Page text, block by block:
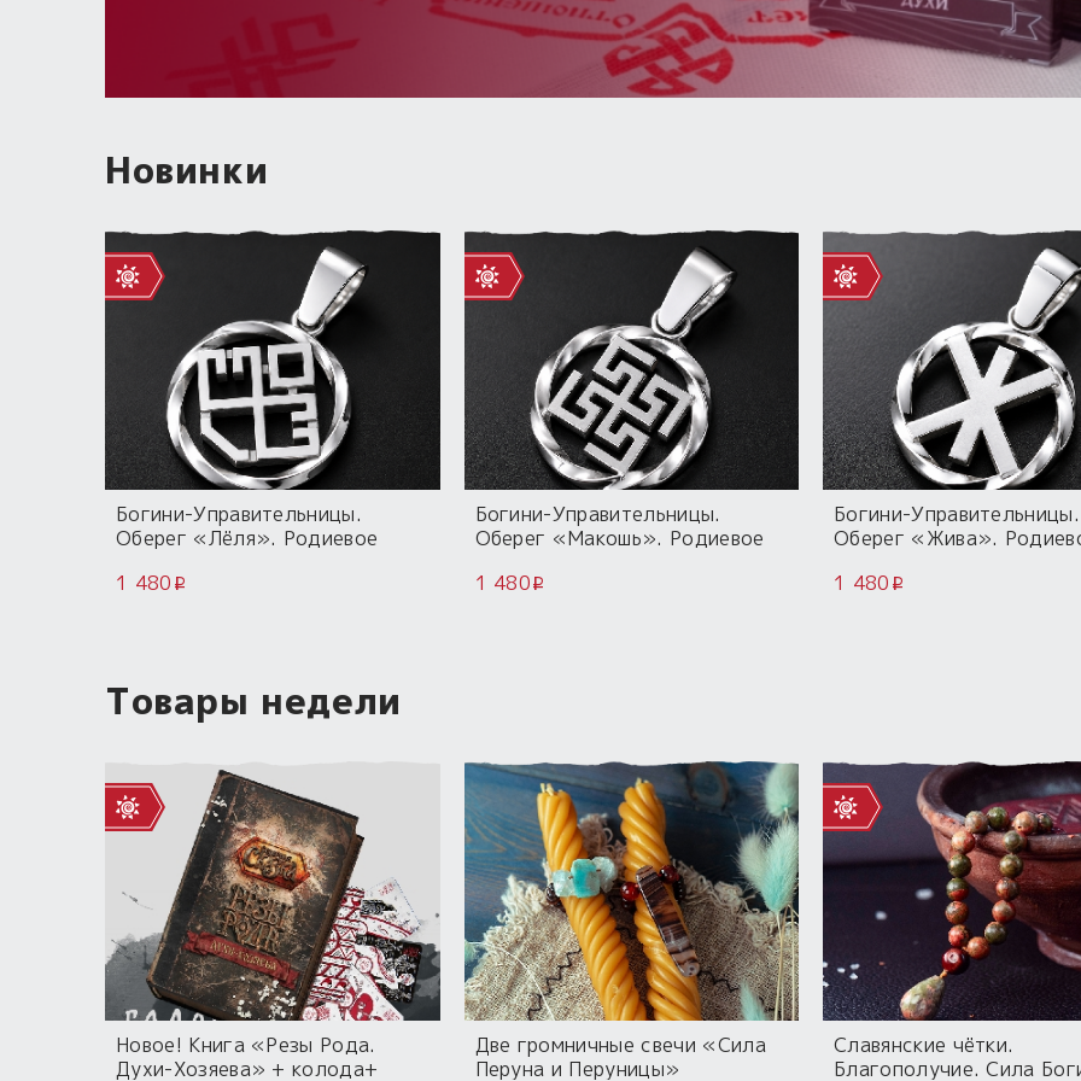
Новинки
Богини-Управительницы.
Оберег «Лёля». Родиевое
1 480 i
Богини-Управительницы.
Оберег «Макошь». Родиевое
1 480i
Богини-Управительницы.
Оберег «Жива».
1 480 i
Товары недели
Новое! Книга «Резы Рода.
Духи-Хозяева» + колода+
Две громничные свечи «Сила
Перуна и Перуницы»
Славянские чётки.
Благополучие. Сила